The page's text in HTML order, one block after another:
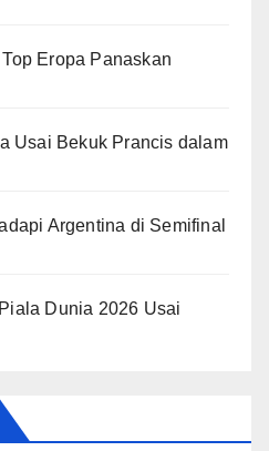
Eropa Panaskan
Usai Bekuk Prancis dalam
Argentina di Semifinal
Dunia 2026 Usai